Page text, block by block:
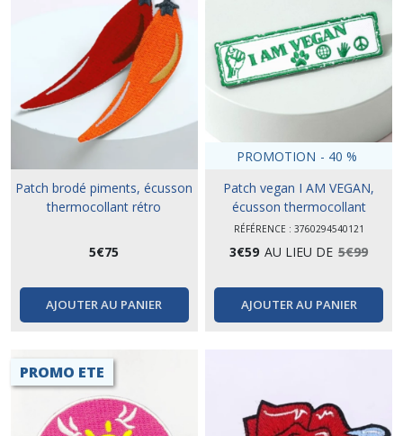
Patch brodé piments, écusson
thermocollant rétro
5€75
AJOUTER AU PANIER
PROMOTION - 40 %
Patch vegan I AM VEGAN,
écusson thermocollant
RÉFÉRENCE : 3760294540121
3€59 AU LIEU DE 5€99
AJOUTER AU PANIER
PROMO ETE